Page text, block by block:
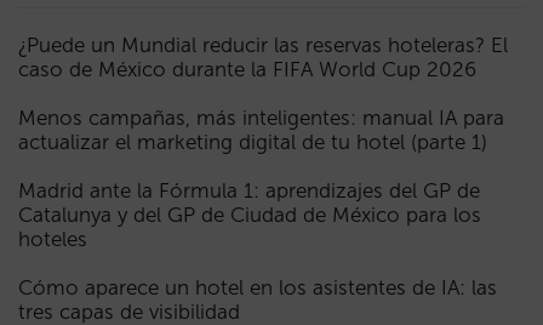
¿Puede un Mundial reducir las reservas hoteleras? El
caso de México durante la FIFA World Cup 2026
Menos campañas, más inteligentes: manual IA para
actualizar el marketing digital de tu hotel (parte 1)
Madrid ante la Fórmula 1: aprendizajes del GP de
Catalunya y del GP de Ciudad de México para los
hoteles
Cómo aparece un hotel en los asistentes de IA: las
tres capas de visibilidad